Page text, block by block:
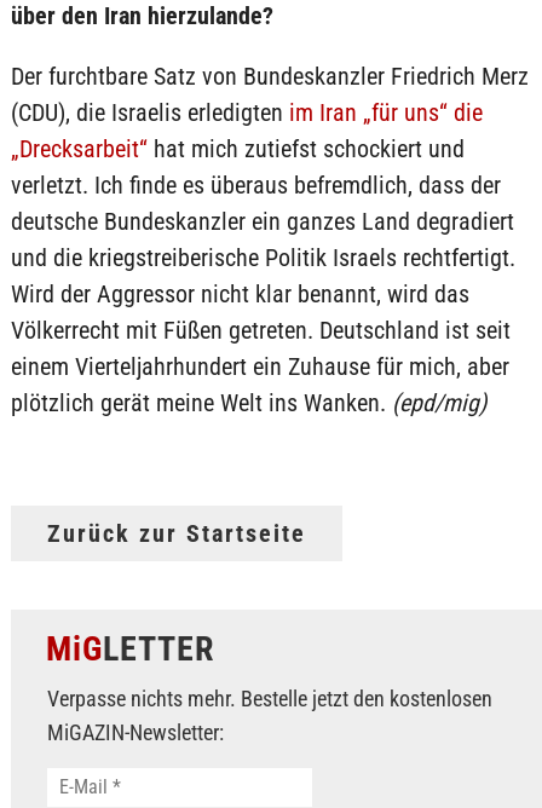
über den Iran hierzulande?
Der furchtbare Satz von Bundeskanzler Friedrich Merz
(CDU), die Israelis erledigten im Iran „für uns“ die
„Drecksarbeit“hat mich zutiefst schockiert und
verletzt. Ich finde es überaus befremdlich, dass der
deutsche Bundeskanzler ein ganzes Land degradiert
und die kriegstreiberische Politik Israels rechtfertigt.
Wird der Aggressor nicht klar benannt, wird das
Völkerrecht mit Füßen getreten. Deutschland ist seit
einem Vierteljahrhundert ein Zuhause für mich, aber
plötzlich gerät meine Welt ins Wanken. (epd/mig)
Zurück zur Startseite
MiGLETTER
Verpasse nichts mehr. Bestelle jetzt den kostenlosen
MiGAZIN-Newsletter: